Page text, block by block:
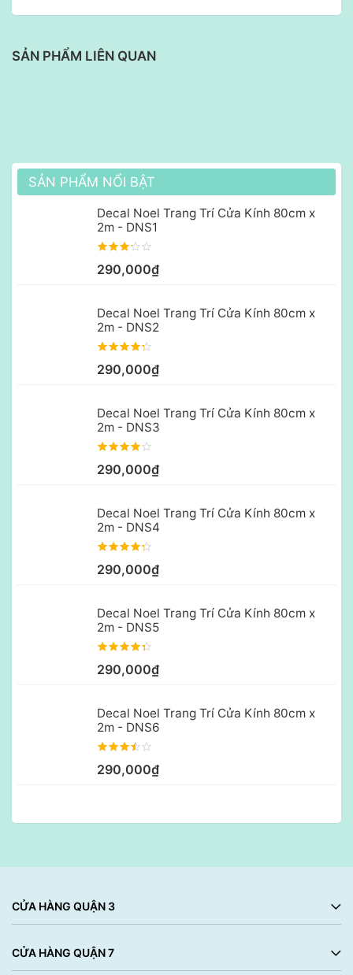
SẢN PHẨM LIÊN QUAN
SẢN PHẨM NỔI BẬT
Decal Noel Trang Trí Cửa Kính 80cm x
2m - DNS1
290,000₫
Decal Noel Trang Trí Cửa Kính 80cm x
2m - DNS2
290,000₫
Decal Noel Trang Trí Cửa Kính 80cm x
2m - DNS3
290,000₫
Decal Noel Trang Trí Cửa Kính 80cm x
2m - DNS4
290,000₫
Decal Noel Trang Trí Cửa Kính 80cm x
2m - DNS5
290,000₫
Decal Noel Trang Trí Cửa Kính 80cm x
2m - DNS6
290,000₫
CỬA HÀNG QUẬN 3
CỬA HÀNG QUẬN 7